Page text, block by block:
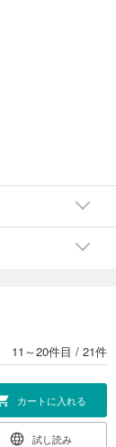
11～20件目 / 21件
カートに入れる
カートに入れる
試し読み